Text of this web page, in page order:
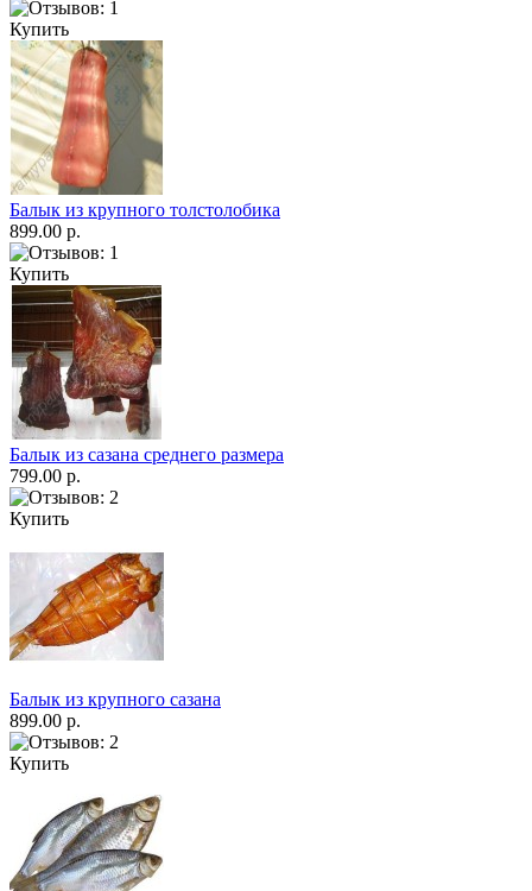
Купить
Балык из крупного толстолобика
899.00 р.
Купить
Балык из сазана среднего размера
799.00 р.
Купить
Балык из крупного сазана
899.00 р.
Купить